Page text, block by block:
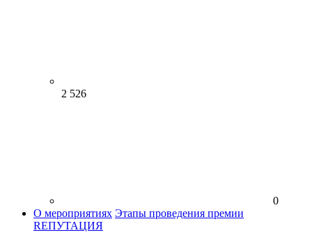
2 526
0
О мероприятиях Этапы проведения премии
RЕПУТАЦИЯ